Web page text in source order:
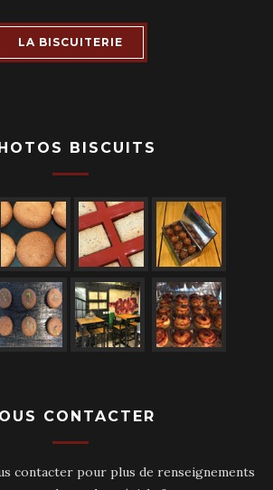
LA BISCUITERIE
BISCUITS
CONTACTER
contacter pour plus de renseignements